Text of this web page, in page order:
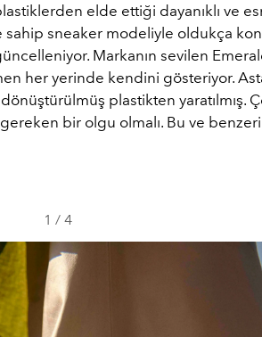
elde ettiği dayanıklı ve
sahip sneaker modeliyle oldukça
Markanın sevilen
her yerinde kendini gösteriyor.
plastikten yaratılmış.
bir olgu olmalı. Bu ve
1 / 4